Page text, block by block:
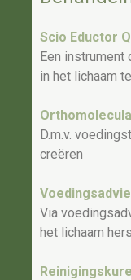
Scio Eductor
Een instrument
in het lichaam
D.m.v.
creëren
Via
het lichaam